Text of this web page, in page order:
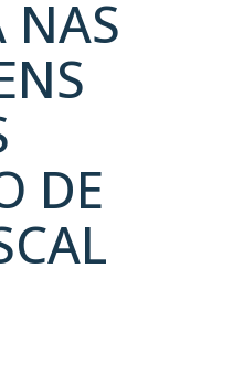
NAS
DE